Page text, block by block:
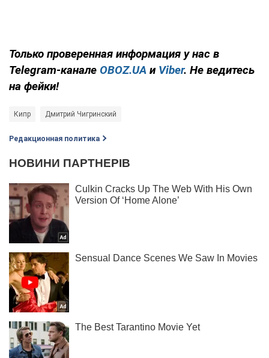
Только проверенная информация у нас в
Telegram-канале OBOZ.UA и Viber. Не ведитесь
на фейки!
Кипр Дмитрий Чигринский
Редакционная политика